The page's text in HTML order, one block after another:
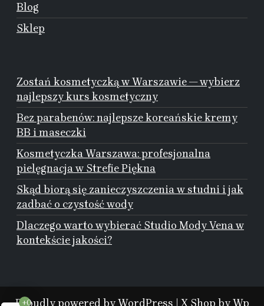
Blog
Sklep
Zostań kosmetyczką w Warszawie — wybierz
najlepszy kurs kosmetyczny
Bez parabenów: najlepsze koreańskie kremy
BB i maseczki
Kosmetyczka Warszawa: profesjonalna
pielęgnacja w Strefie Piękna
Skąd biorą się zanieczyszczenia w studni i jak
zadbać o czystość wody
Dlaczego warto wybierać Studio Mody Vena w
kontekście jakości?
Proudly powered by WordPress X Shop by Wp
+0